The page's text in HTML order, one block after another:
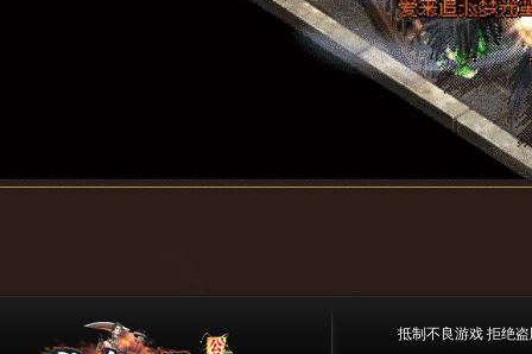
抵制不良游戏 拒绝